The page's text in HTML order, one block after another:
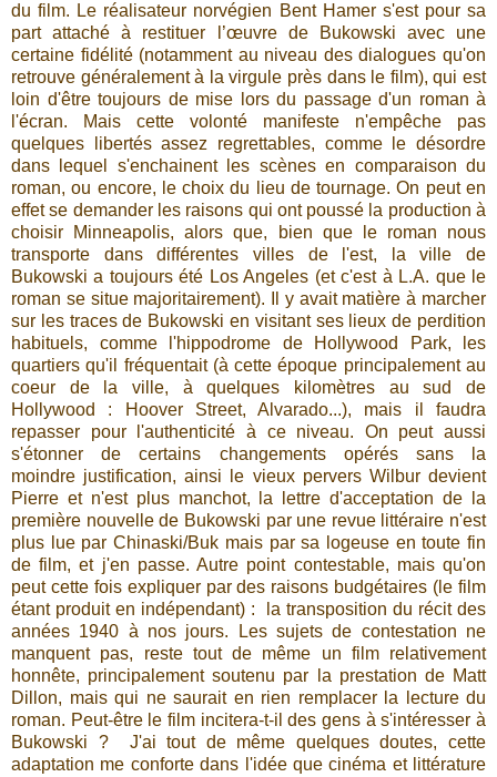
du film. Le réalisateur norvégien Bent Hamer s'est pour sa
part attaché à restituer l’œuvre de Bukowski avec une
certaine fidélité (notamment au niveau des dialogues qu'on
retrouve généralement à la virgule près dans le film), qui est
loin d'être toujours de mise lors du passage d'un roman à
l'écran. Mais cette volonté manifeste n'empêche pas
quelques libertés assez regrettables, comme le désordre
dans lequel s'enchainent les scènes en comparaison du
roman, ou encore, le choix du lieu de tournage. On peut en
effet se demander les raisons qui ont poussé la production à
choisir Minneapolis, alors que, bien que le roman nous
transporte dans différentes villes de l'est, la ville de
Bukowski a toujours été Los Angeles (et c'est à L.A. que le
roman se situe majoritairement). Il y avait matière à marcher
sur les traces de Bukowski en visitant ses lieux de perdition
habituels, comme l'hippodrome de Hollywood Park, les
quartiers qu'il fréquentait (à cette époque principalement au
coeur de la ville, à quelques kilomètres au sud de
Hollywood : Hoover Street, Alvarado...), mais il faudra
repasser pour l'authenticité à ce niveau. On peut aussi
s'étonner de certains changements opérés sans la
moindre justification, ainsi le vieux pervers Wilbur devient
Pierre et n'est plus manchot, la lettre d'acceptation de la
première nouvelle de Bukowski par une revue littéraire n'est
plus lue par Chinaski/Buk mais par sa logeuse en toute fin
de film, et j'en passe. Autre point contestable, mais qu'on
peut cette fois expliquer par des raisons budgétaires (le film
étant produit en indépendant) : la transposition du récit des
années 1940 à nos jours. Les sujets de contestation ne
manquent pas, reste tout de même un film relativement
honnête, principalement soutenu par la prestation de Matt
Dillon, mais qui ne saurait en rien remplacer la lecture du
roman. Peut-être le film incitera-t-il des gens à s'intéresser à
Bukowski ? J'ai tout de même quelques doutes, cette
adaptation me conforte dans l'idée que cinéma et littérature